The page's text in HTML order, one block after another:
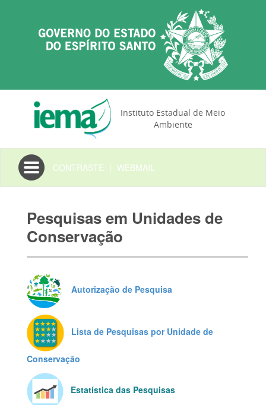
Instituto Estadual de Meio
Ambiente
Toggle
navigation
CONTRASTE | WEBMAIL
Pesquisas em Unidades de
Conservação
Autorização de Pesquisa
Lista de Pesquisas por Unidade de
Conservação
Estatística das Pesquisas